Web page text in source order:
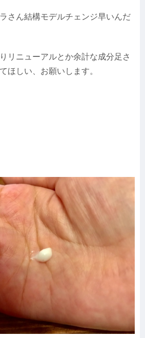
さん結構モデルチェンジ早いんだ
リニューアルとか余計な成分足さ
ほしい、お願いします。